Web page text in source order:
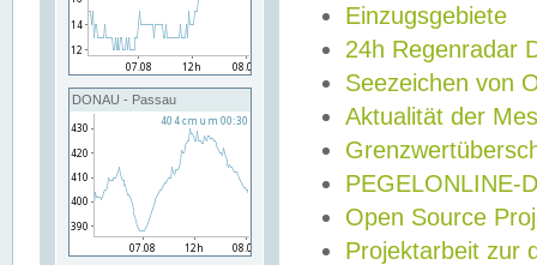
DONAU - Passau
Einzugsgebiete
24h Regenradar
Seezeichen von
Aktualität der
PEGELONLINE-
Open Source
Projektarbeit zur